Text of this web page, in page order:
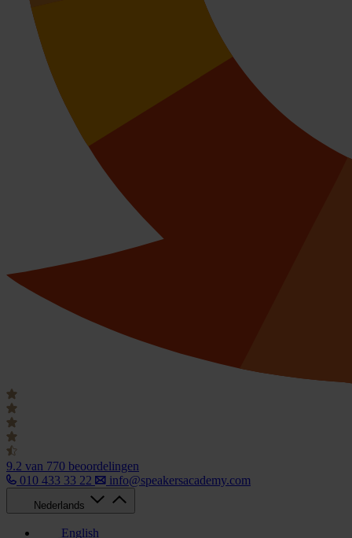
9.2 van 770 beoordelingen
010 433 33 22
info@speakersacademy.com
Nederlands
English